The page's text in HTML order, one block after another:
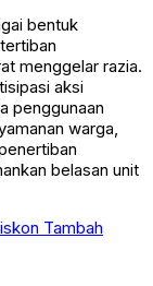
bentuk
menggelar razia.
aksi
penggunaan
warga,
belasan unit